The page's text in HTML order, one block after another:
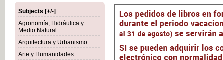
Subjects [+/-]
Agronomía, Hidráulica y
Medio Natural
Arquitectura y Urbanismo
Arte y Humanidades